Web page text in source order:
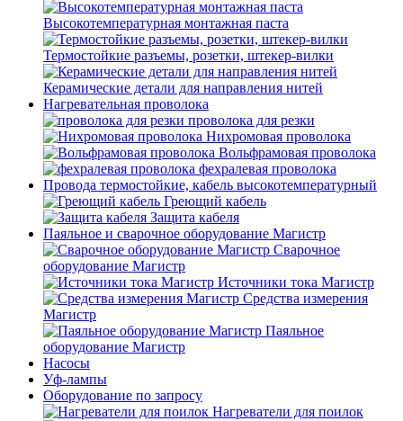
Высокотемпературная монтажная паста
Термостойкие разъемы, розетки, штекер-вилки
Керамические детали для направления нитей
Нагревательная проволока
проволока для резки
Нихромовая проволока
Вольфрамовая проволока
фехралевая проволока
Провода термостойкие, кабель высокотемпературный
Греющий кабель
Защита кабеля
Паяльное и сварочное оборудование Магистр
Сварочное
оборудование Магистр
Источники тока Магистр
Средства измерения
Магистр
Паяльное
оборудование Магистр
Насосы
Уф-лампы
Оборудование по запросу
Нагреватели для поилок